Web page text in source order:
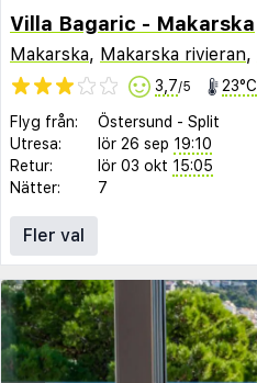
Villa Bagaric - Makarska
Makarska, Makarska rivieran,
3,7/5 23°C
Flyg från: Östersund - Split
Utresa:
lör 26 sep 19:10
Retur:
lör 03 okt 15:05
Nätter:
7
Fler val